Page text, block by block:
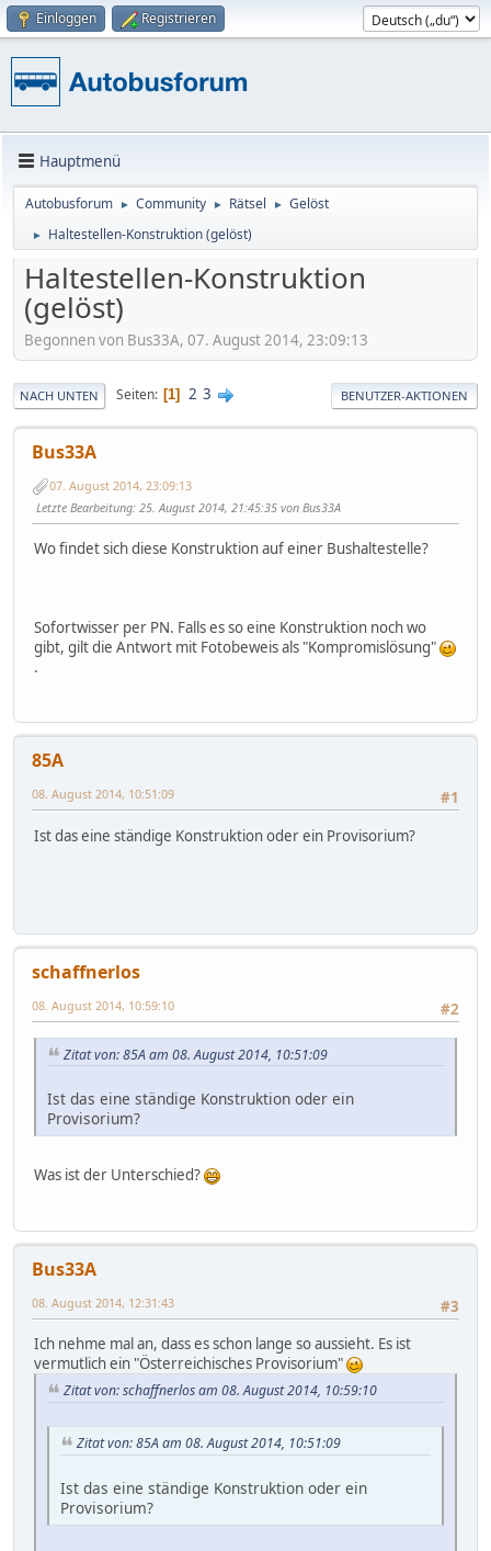
Einloggen Registrieren
Hauptmenü
Autobusforum ► Community ► Rätsel ► Gelöst
► Haltestellen-Konstruktion (gelöst)
Haltestellen-Konstruktion
(gelöst)
Begonnen von Bus33A, 07. August 2014, 23:09:13
NACH UNTEN Seiten 1 2 3 BENUTZER-AKTIONEN
Bus33A
07. August 2014, 23:09:13
Letzte Bearbeitung: 25. August 2014, 21:45:35 von Bus33A
Wo findet sich diese Konstruktion auf einer Bushaltestelle?
Sofortwisser per PN. Falls es so eine Konstruktion noch wo
gibt, gilt die Antwort mit Fotobeweis als "Kompromislösung"
.
85A
#1
08. August 2014, 10:51:09
Ist das eine ständige Konstruktion oder ein Provisorium?
schaffnerlos
#2
08. August 2014, 10:59:10
Zitat von: 85A am 08. August 2014, 10:51:09
Ist das eine ständige Konstruktion oder ein
Provisorium?
Was ist der Unterschied?
Bus33A
#3
08. August 2014, 12:31:43
Ich nehme mal an, dass es schon lange so aussieht. Es ist
vermutlich ein "Österreichisches Provisorium"
Zitat von: schaffnerlos am 08. August 2014, 10:59:10
Zitat von: 85A am 08. August 2014, 10:51:09
Ist das eine ständige Konstruktion oder ein
Provisorium?